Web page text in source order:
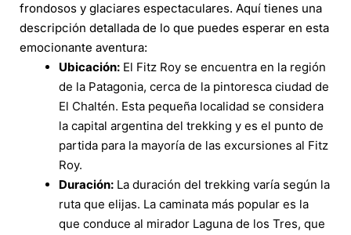
frondosos y glaciares espectaculares. Aquí tienes una
descripción detallada de lo que puedes esperar en esta
emocionante aventura:
Ubicación: El Fitz Roy se encuentra en la región
de la Patagonia, cerca de la pintoresca ciudad de
El Chaltén. Esta pequeña localidad se considera
la capital argentina del trekking y es el punto de
partida para la mayoría de las excursiones al Fitz
Roy.
Duración: La duración del trekking varía según la
ruta que elijas. La caminata más popular es la
que conduce al mirador Laguna de los Tres, que